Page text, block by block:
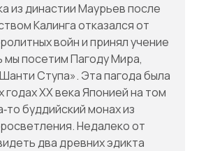
из династии Маурьев после
Калинга отказался от
войн и принял учение
мы посетим Пагоду Мира,
Ступа». Эта пагода была
годах XX века Японией на том
буддийский монах из
Недалеко от
два древних эдикта